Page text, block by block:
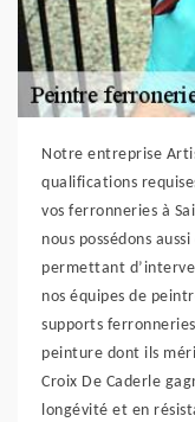
Notre entreprise
qualifications
vos ferronneries à
nous possédons
permettant
nos équipes de
supports
peinture dont ils
Croix De Caderle
longévité et en